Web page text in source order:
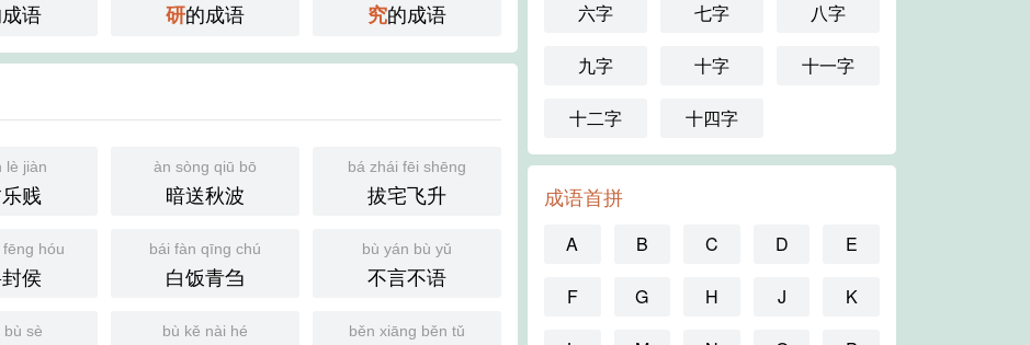
语 研的成语 究的成语
lè jiàn
贱
àn sòng qiū bō
暗送秋波
bá zhái fēi shēng
拔宅飞升
hóu
侯
bái fàn qīng chú
白饭青刍
bù yán bù yǔ
不言不语
bù sè bù kě nài hé běn xiāng běn tǔ
六字 七字 八字
九字 十字 十一字
十二字 十四字
成语首拼
A B C D E
F G H J K